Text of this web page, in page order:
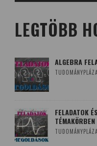
LEGTÖBB
ALGEBRA
TUDOMÁNYPLÁZA
FELADATOK
TÉMAKÖRBEN
TUDOMÁNYPLÁZA